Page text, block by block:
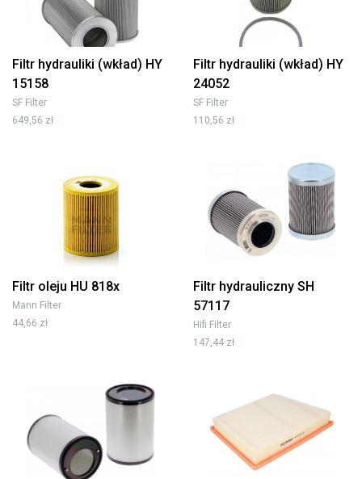
Filtr hydrauliki (wkład) HY
15158
SF Filter
649,56 zł
Filtr hydrauliki (wkład) HY
24052
SF Filter
110,56 zł
Filtr oleju HU 818x
Mann Filter
44,66 zł
Filtr hydrauliczny SH
57117
Hifi Filter
147,44 zł